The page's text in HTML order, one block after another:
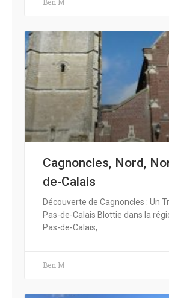
Cagnoncles, Nord,
de-Calais
Découverte de Cagnoncles : Un
Pas-de-Calais Blottie dans la
Pas-de-Calais,
Ben M